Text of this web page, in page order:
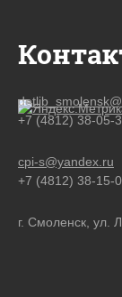
+7 (4812) 38-05-
cpi-s@yandex.ru
+7 (4812) 38-15-
г. Смоленск, ул.